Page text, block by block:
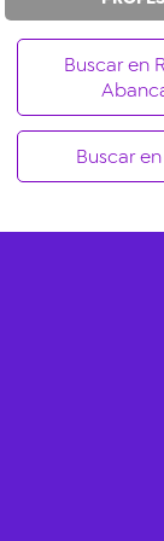
Buscar en
Buscar